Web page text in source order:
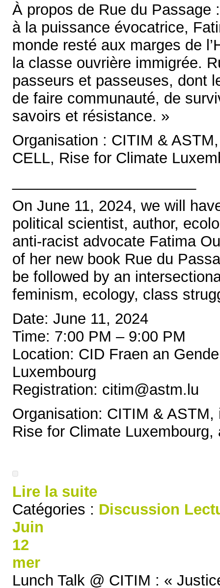
À propos de Rue du
à la puissance évocatrice,
monde resté aux marges de
la classe ouvrière immigrée.
passeurs et passeuses, dont
de faire communauté, de
savoirs et résistance. »
Organisation : CITIM &
CELL, Rise for Climate
On June 11, 2024, we will
political scientist, author,
anti-racist advocate Fatima
of her new book Rue du
be followed by an
feminism, ecology, class
Date: June 11, 2024
Time: 7:00 PM – 9:00 PM
Location: CID Fraen an
Luxembourg
Registration: citim@astm.lu
Organisation: CITIM &
Rise for Climate
Lire la suite
Catégories : Discussion
Juin
12
mer
Lunch Talk @ CITIM : «